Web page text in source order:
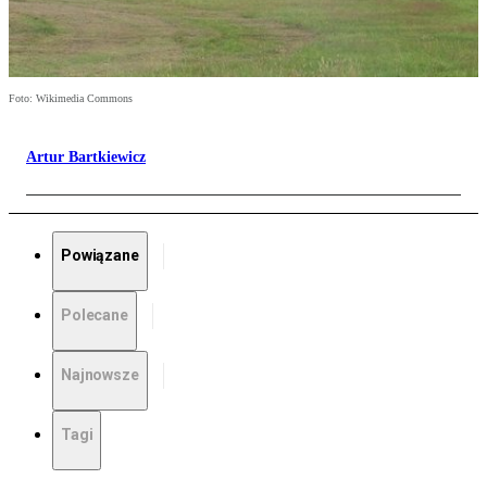
Foto: Wikimedia Commons
Artur Bartkiewicz
Powiązane
Polecane
Najnowsze
Tagi